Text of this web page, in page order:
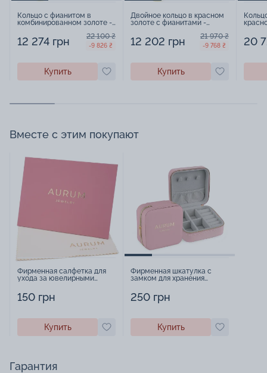
Кольцо с фианитом в
комбинированном золоте -
12 274 грн 22 100 ₴
-9 826 ₴
Купить
Двойное кольцо в красном
золоте с фианитами -
12 202 грн 21 970 ₴
-9 768 ₴
Купить
20
Вместе с этим покупают
Фирменная салфетка для
ухода за ювелирными
150 грн
Купить
Фирменная шкатулка с
замком для хранения
250 грн
Купить
Гарантия